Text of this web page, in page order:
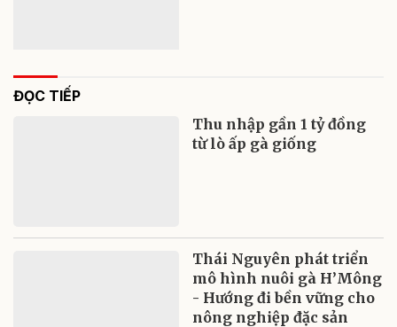
ĐỌC TIẾP
Thu nhập gần 1 tỷ đồng
từ lò ấp gà giống
Thái Nguyên phát triển
mô hình nuôi gà H’Mông
- Hướng đi bền vững cho
nông nghiệp đặc sản